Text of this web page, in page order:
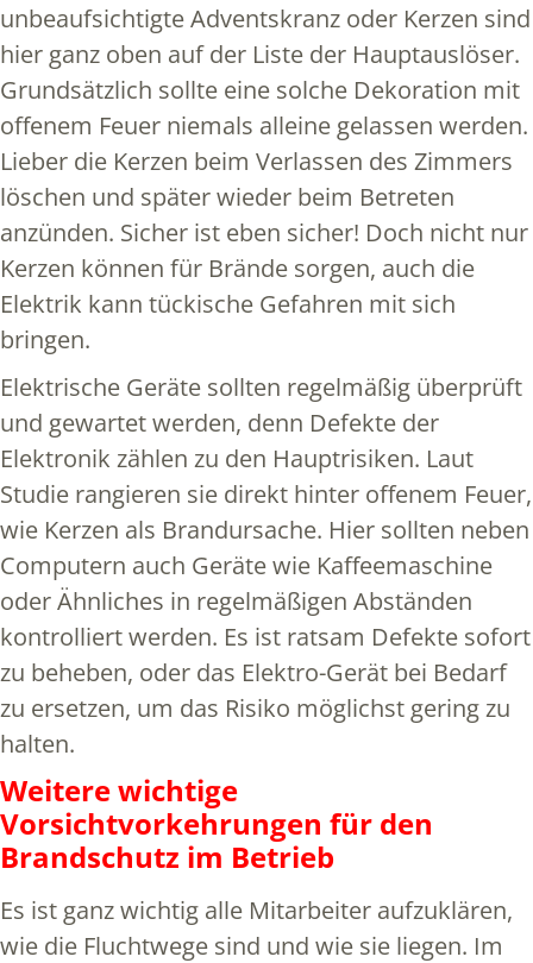
unbeaufsichtigte Adventskranz oder Kerzen sind
hier ganz oben auf der Liste der Hauptauslöser.
Grundsätzlich sollte eine solche Dekoration mit
offenem Feuer niemals alleine gelassen werden.
Lieber die Kerzen beim Verlassen des Zimmers
löschen und später wieder beim Betreten
anzünden. Sicher ist eben sicher! Doch nicht nur
Kerzen können für Brände sorgen, auch die
Elektrik kann tückische Gefahren mit sich
bringen.
Elektrische Geräte sollten regelmäßig überprüft
und gewartet werden, denn Defekte der
Elektronik zählen zu den Hauptrisiken. Laut
Studie rangieren sie direkt hinter offenem Feuer,
wie Kerzen als Brandursache. Hier sollten neben
Computern auch Geräte wie Kaffeemaschine
oder Ähnliches in regelmäßigen Abständen
kontrolliert werden. Es ist ratsam Defekte sofort
zu beheben, oder das Elektro-Gerät bei Bedarf
zu ersetzen, um das Risiko möglichst gering zu
halten.
Weitere wichtige
Vorsichtvorkehrungen für den
Brandschutz im Betrieb
Es ist ganz wichtig alle Mitarbeiter aufzuklären,
wie die Fluchtwege sind und wie sie liegen. Im